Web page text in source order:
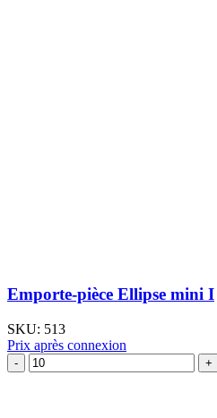
Emporte-pièce Ellipse mini I
SKU: 513
Prix après connexion